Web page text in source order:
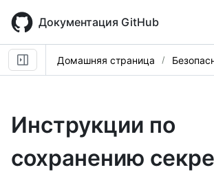
main
content
Документация GitHub
Домашняя страница
Инструкции по
сохранению